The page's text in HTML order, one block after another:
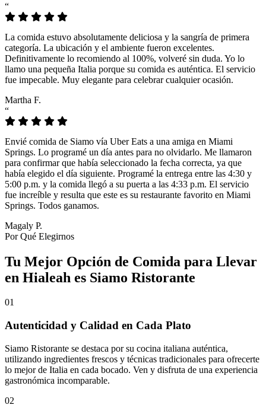
“
La comida estuvo absolutamente deliciosa y la sangría de primera
categoría. La ubicación y el ambiente fueron excelentes.
Definitivamente lo recomiendo al 100%, volveré sin duda. Yo lo
llamo una pequeña Italia porque su comida es auténtica. El servicio
fue impecable. Muy elegante para celebrar cualquier ocasión.
Martha F.
“
Envié comida de Siamo vía Uber Eats a una amiga en Miami
Springs. Lo programé un día antes para no olvidarlo. Me llamaron
para confirmar que había seleccionado la fecha correcta, ya que
había elegido el día siguiente. Programé la entrega entre las 4:30 y
5:00 p.m. y la comida llegó a su puerta a las 4:33 p.m. El servicio
fue increíble y resulta que este es su restaurante favorito en Miami
Springs. Todos ganamos.
Magaly P.
Por Qué Elegirnos
Tu Mejor Opción de Comida para Llevar
en Hialeah es Siamo Ristorante
01
Autenticidad y Calidad en Cada Plato
Siamo Ristorante se destaca por su cocina italiana auténtica,
utilizando ingredientes frescos y técnicas tradicionales para ofrecerte
lo mejor de Italia en cada bocado. Ven y disfruta de una experiencia
gastronómica incomparable.
02